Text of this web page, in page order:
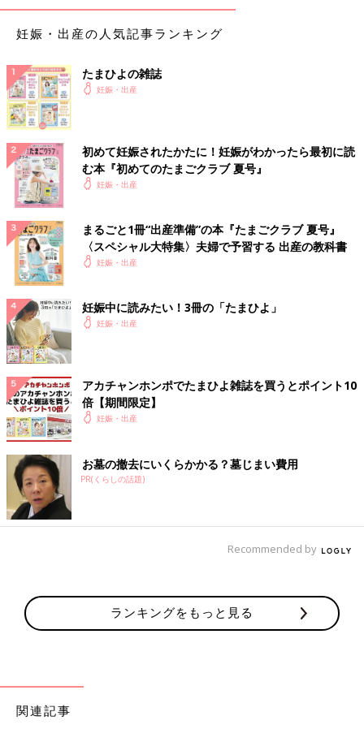
30才の時。医師からは、「大丈夫とは言ったけど、それは10代
20代の話。30才過ぎたら、ちゃんとしないと。なんでこなかっ
たの」と叱られてしまいました。
「いやいや、それはその時にそこまで言ってくれないと私にはわ
からないよ」としょぼくれつつ、もう戻れない過去を悔やみなが
ら撃沈して帰宅したことを、今もよく覚えています。
試験的に始めた【排卵誘発剤】で、まさかの一発妊
娠
「ちゃんと病院へ来てなかったんだから、不妊治療も相当長期化
する覚悟をしなさい」と医師から言われ、「これはまだまだすぐ
には子どもできない」と覚悟しました。
そのため、「子どもは結婚式やハネムーンをゆっくりと楽しんで
から」と思ってはいましたが、両家顔合わせが無事済むと、ハネ
ムーンを待たず早速治療を開始することに。
不妊治療を開始する頃には、漢方などは私には効かないし、ピル
は効くけれど妊娠しなくなってしまう薬だから不妊治療には向か
ないというところまでは、わかっていました。
次に試すのは、排卵誘発剤。「まずは排卵誘発剤を使って、生理
にしました。すると、「あれ？ 生理が来ない…」けれど、「高
温層が続いている。まさかね」と思うことが。
そして、ありがたいことに妊娠発覚！ 試験的に使った薬で、排
生理不順は年を重ねるにつれてその背景や治療が複雑になるよう
なので、“早めに病院へ行くこと”、そして“ちゃんと通うこと”が
悔はしていませんが、結果的に結婚式の衣装や内容変更、ハネム
ーン計画はおあずけになってしまいました。長期化するといわれ
妊娠・出産の人気記事ランキング
たまひよの雑誌
妊娠・出産
初めて妊娠されたかたに！妊娠がわかったら最初に読
む本『初めてのたまごクラブ 夏号』
妊娠・出産
まるごと1冊“出産準備”の本『たまごクラブ 夏号』
〈スペシャル大特集〉夫婦で予習する 出産の教科書
妊娠・出産
妊娠中に読みたい！3冊の「たまひよ」
妊娠・出産
アカチャンホンポでたまひよ雑誌を買うとポイント10
倍【期間限定】
妊娠・出産
お墓の撤去にいくらかかる？墓じまい費用
PR(くらしの話題)
Recommended by
ランキングをもっと見る
関連記事